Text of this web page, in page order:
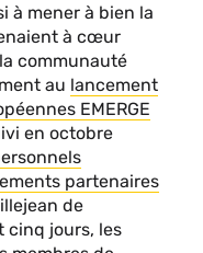
à mener à bien la
à cœur
communauté
au lancement
EMERGE
en octobre
partenaires
de
cinq jours, les